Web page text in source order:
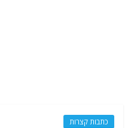
כתבות קצרות